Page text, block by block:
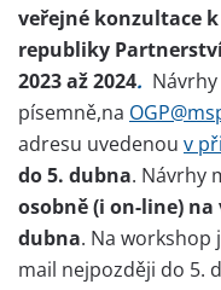
veřejné konzultace
republiky
2023 až 2024.
písemně,na
adresu uvedenou v
do 5. dubna. Návrhy
osobně (i on-line)
dubna. Na workshop
mail nejpozději do 5.